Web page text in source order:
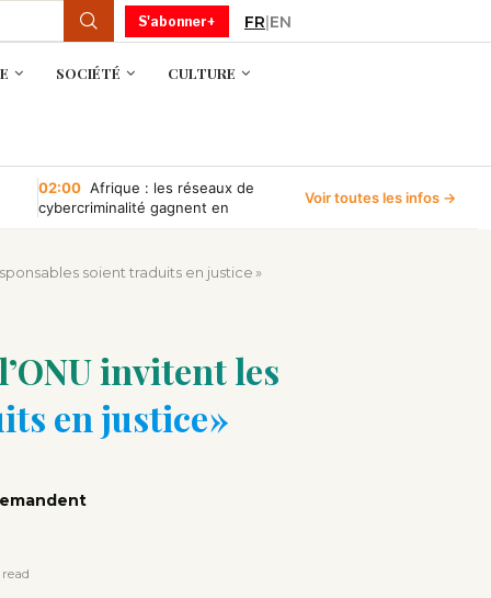
S'abonner+ FR|EN
SOCIÉTÉ CULTURE
02:00 Afrique : les réseaux de
cybercriminalité gagnent en
Voir toutes les infos →
soient traduits en justice »
invitent les
en justice »